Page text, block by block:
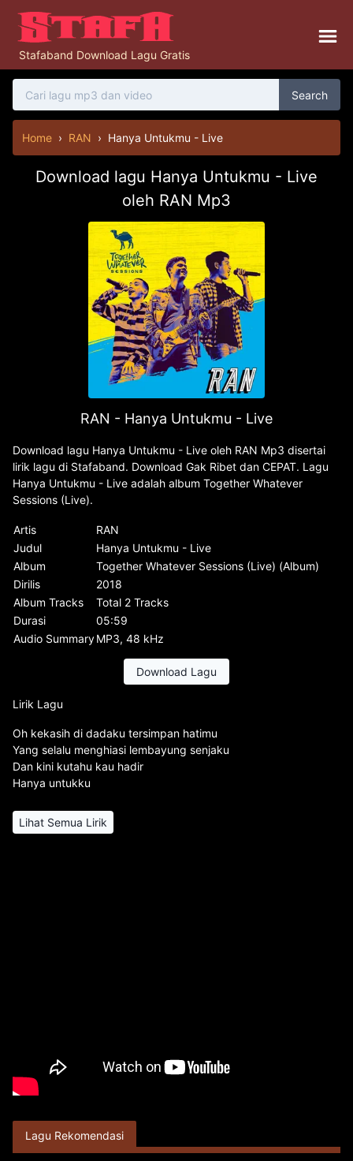
Stafaband Download Lagu Gratis
Search
Home › RAN › Hanya Untukmu - Live
Download lagu Hanya Untukmu - Live
oleh RAN Mp3
RAN - Hanya Untukmu - Live
Download lagu Hanya Untukmu - Live oleh RAN Mp3 disertai
lirik lagu di Stafaband. Download Gak Ribet dan CEPAT. Lagu
Hanya Untukmu - Live adalah album Together Whatever
Sessions (Live).
Artis
RAN
Judul
Hanya Untukmu - Live
Album
Together Whatever Sessions (Live) (Album)
Dirilis
2018
Album Tracks
Total 2 Tracks
Durasi
05:59
Audio SummaryMP3, 48 kHz
Download Lagu
Lirik Lagu
Oh kekasih di dadaku tersimpan hatimu
Yang selalu menghiasi lembayung senjaku
Dan kini kutahu kau hadir
Hanya untukku
Lihat Semua Lirik
Lagu Rekomendasi